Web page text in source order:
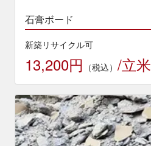
石膏ボード
新築リサイクル可
13,200円 （税込） /立米